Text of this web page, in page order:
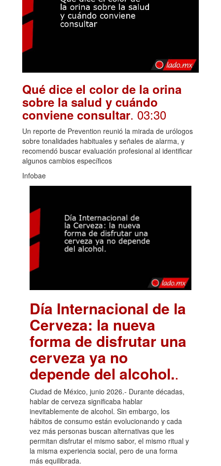
Qué dice el color de la orina
sobre la salud y cuándo
conviene consultar. 03:30
Un reporte de Prevention reunió la mirada de urólogos
sobre tonalidades habituales y señales de alarma, y
recomendó buscar evaluación profesional al identificar
algunos cambios específicos
Infobae
Día Internacional de la
Cerveza: la nueva
forma de disfrutar una
cerveza ya no
depende del alcohol..
Ciudad de México, junio 2026.- Durante décadas,
hablar de cerveza significaba hablar
inevitablemente de alcohol. Sin embargo, los
hábitos de consumo están evolucionando y cada
vez más personas buscan alternativas que les
permitan disfrutar el mismo sabor, el mismo ritual y
la misma experiencia social, pero de una forma
más equilibrada.